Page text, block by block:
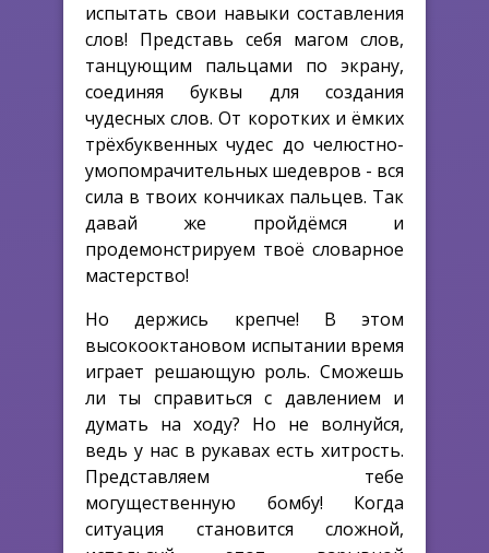
испытать свои навыки составления
слов! Представь себя магом слов,
танцующим пальцами по экрану,
соединяя буквы для создания
чудесных слов. От коротких и ёмких
трёхбуквенных чудес до челюстно-
умопомрачительных шедевров - вся
сила в твоих кончиках пальцев. Так
давай же пройдёмся и
продемонстрируем твоё словарное
мастерство!
Но держись крепче! В этом
высокооктановом испытании время
играет решающую роль. Сможешь
ли ты справиться с давлением и
думать на ходу? Но не волнуйся,
ведь у нас в рукавах есть хитрость.
Представляем тебе
могущественную бомбу! Когда
ситуация становится сложной,